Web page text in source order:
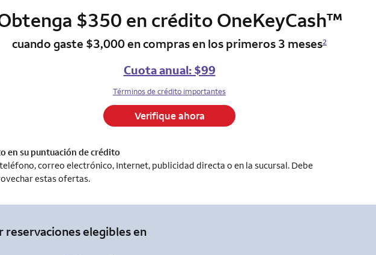
column 2 Onkey+ card
$350 en crédito OneKeyCash™
cuando gaste $3,000 en compras en los primeros 3 meses2
Cuota anual: $99
Términos de crédito importantes
Verifique ahora
en su puntuación de crédito
correo electrónico, Internet, publicidad directa o en la sucursal. Debe
estas ofertas.
reservaciones elegibles en